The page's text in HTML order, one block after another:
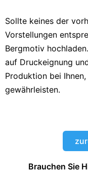
Sollte keines der
Vorstellungen
Bergmotiv
auf Druckeignung
Produktion bei
gewährleisten.
Brauchen Sie